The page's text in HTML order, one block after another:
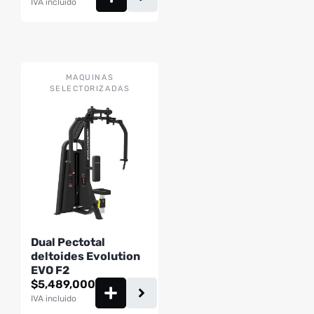
IVA incluido
MAQUINAS
SELECTORIZADAS
Dual Pectotal
deltoides Evolution
EVO F2
$5,489,000
IVA incluido